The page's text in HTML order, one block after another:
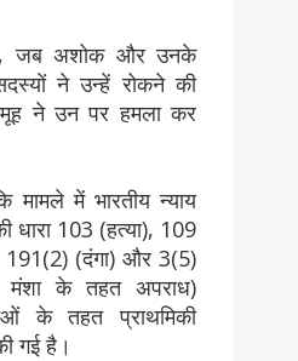
जब अशोक और उनके
ने उन्हें रोकने की
ने उन पर हमला कर
मामले में भारतीय न्याय
धारा 103 (हत्या), 109
191(2) (दंगा) और 3(5)
मंशा के तहत अपराध)
के तहत प्राथमिकी
गई है।